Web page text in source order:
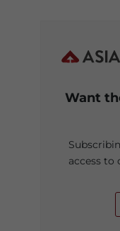
Want
access to